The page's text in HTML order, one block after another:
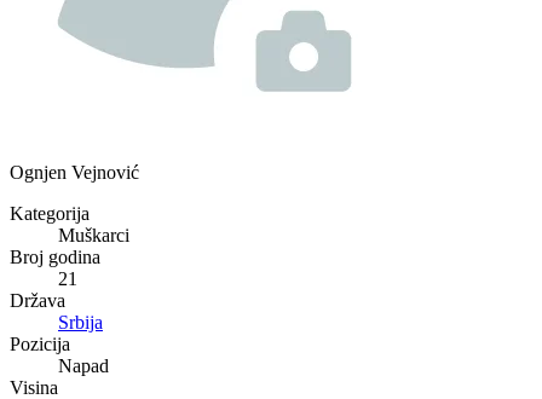
Ognjen Vejnović
Kategorija
Muškarci
Broj godina
21
Država
Srbija
Pozicija
Napad
Visina